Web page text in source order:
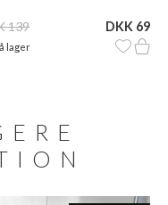
139 DKK 69
lager